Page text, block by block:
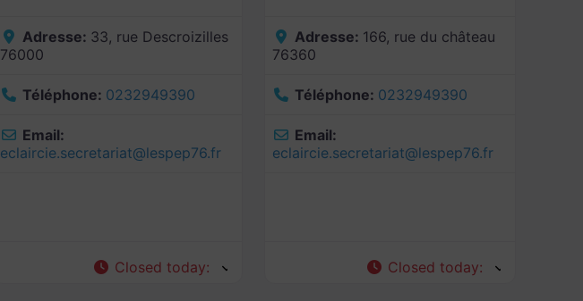
Adresse: 33, rue Descroizilles
76000
Téléphone: 0232949390
Email:
eclaircie.secretariat@lespep76.fr
Closed today:
Adresse: 166, rue du château
76360
Téléphone: 0232949390
Email:
eclaircie.secretariat@lespep76.fr
Closed today: